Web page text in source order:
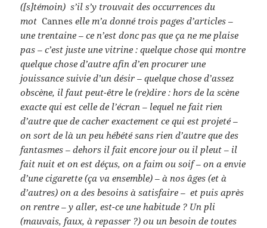
([s]témoin) s’il s’y trouvait des occurrences du
mot Canneselle m’a donné trois pages d’articles –
une trentaine – ce n’est donc pas que ça ne me plaise
pas – c’est juste une vitrine : quelque chose qui montre
quelque chose d’autre afin d’en procurer une
jouissance suivie d’un désir – quelque chose d’assez
obscène, il faut peut-être le (re)dire : hors de la scène
exacte qui est celle de l’écran – lequel ne fait rien
d’autre que de cacher exactement ce qui est projeté –
on sort de là un peu hébété sans rien d’autre que des
fantasmes – dehors il fait encore jour ou il pleut – il
fait nuit et on est déçus, on a faim ou soif – on a envie
d’une cigarette (ça va ensemble) – à nos âges (et à
d’autres) on a des besoins à satisfaire – et puis après
on rentre – y aller, est-ce une habitude ? Un pli
(mauvais, faux, à repasser ?) ou un besoin de toutes